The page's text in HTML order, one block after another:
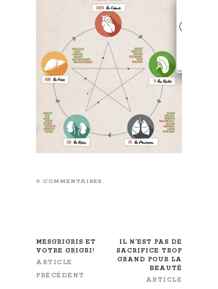
0 COMMENTAIRES
MESGRIGRIS ET
VOTRE GRIGRI!
ARTICLE
PRÉCÉDENT
IL N’EST PAS DE
SACRIFICE TROP
GRAND POUR LA
BEAUTÉ
ARTICLE